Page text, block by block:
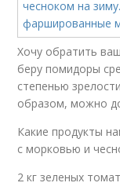
Хочу обратить
беру помидоры
степенью
образом, можно
Какие продукты
с морковью и
2 кг зеленых